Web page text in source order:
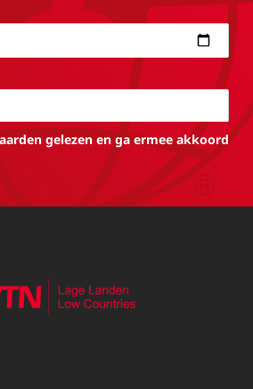
gelezen en ga ermee akkoord